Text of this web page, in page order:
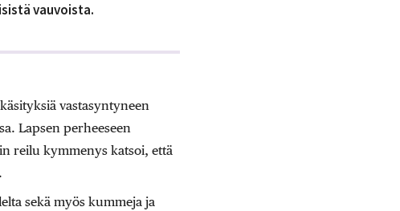
vauvoista.
vastasyntyneen
Lapsen perheeseen
reilu kymmenys katsoi, että
sekä myös kummeja ja